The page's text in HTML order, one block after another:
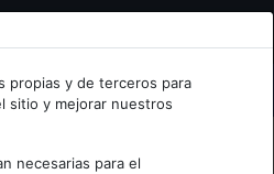
propias y de terceros para
sitio y mejorar nuestros
necesarias para el